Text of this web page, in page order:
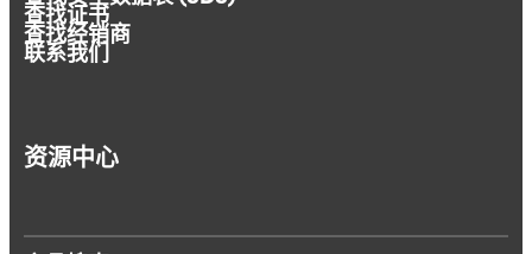
查找证书
查找经销商
联系我们
资源中心